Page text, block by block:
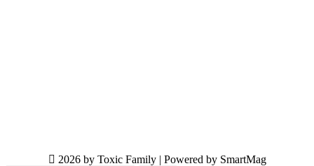
2026 by Toxic Family | Powered by SmartMag